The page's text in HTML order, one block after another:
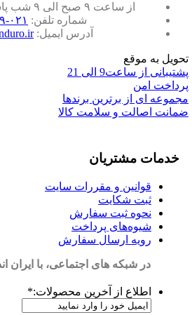
از ساعت ۹ صبح الی ۹ شب پاسخگوی شما هستیم.
شماره تلفن: ۰۲۱-۵۵۴۸۳۹۶۹
آدرس ایمیل:
تحویل به موقع
پشتیبانی از ساعت9 الی 21
پرداخت امن
مجموعه ای از برترین برندها
ضمانت اصالت و سلامت کالا
خدمات مشتریان
قوانین و مقررات سایت
ثبت شکایت
نحوه ثبت سفارش
شیوه‌های پرداخت
رویه ارسال سفارش
در شبکه های اجتماعی، با ایران
اطلاع از آخرین محصولات:*